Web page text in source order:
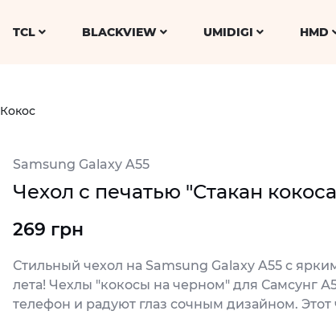
TCL BLACKVIEW UMIDIGI HMD
Кокос
Samsung Galaxy A55
Чехол с печатью "Стакан
269 грн
Стильный чехол на Samsung Galaxy A55 с
лета! Чехлы "кокосы на черном" для Самсунг
телефон и радуют глаз сочным дизайном.